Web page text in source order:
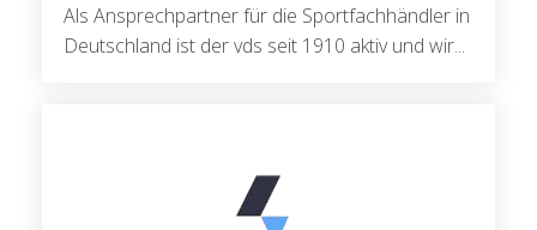
Als Ansprechpartner für die Sportfachhändler in
Deutschland ist der vds seit 1910 aktiv und wir...